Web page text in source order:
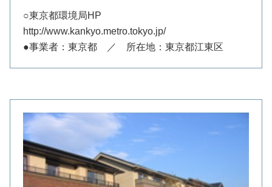
○東京都環境局HP
http://www.kankyo.metro.tokyo.jp/
●事業者：東京都 ／ 所在地：東京都江東区